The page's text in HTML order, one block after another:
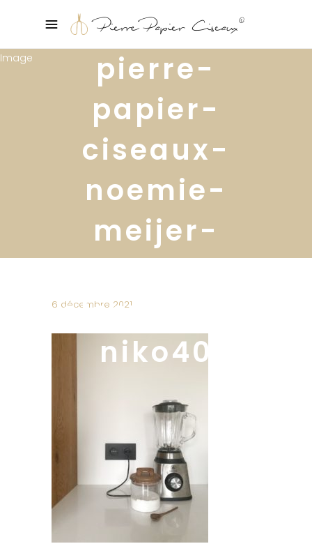
pierre-
papier-
ciseaux-
noemie-
meijer-
conseils-
electricite-
niko40
6 décembre 2021